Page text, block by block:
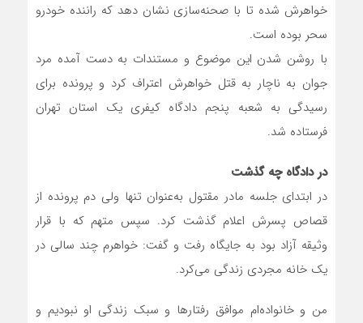
خواهرش شده تا با صحنه‌سازی نشان دهد که راننده خودرو
سحر بوده است.
با روشن شدن این موضوع و مستندات به دست آمده مرد
جوان به ناچار به قتل خواهرش اعتراف کرد و پرونده برای
رسیدگی به شعبه پنجم دادگاه کیفری یک استان تهران
فرستاده شد.
در دادگاه چه گذشت
در ابتدای جلسه مادر مقتول به‌عنوان تنها ولی دم پرونده از
قصاص پسرش اعلام گذشت کرد. سپس متهم که با قرار
وثیقه آزاد بود به جایگاه رفت و گفت: خواهرم چند سالی در
یک خانه مجردی زندگی می‌کرد.
من و خانواده‌ام موافق رفتارها و سبک زندگی او نبودیم و